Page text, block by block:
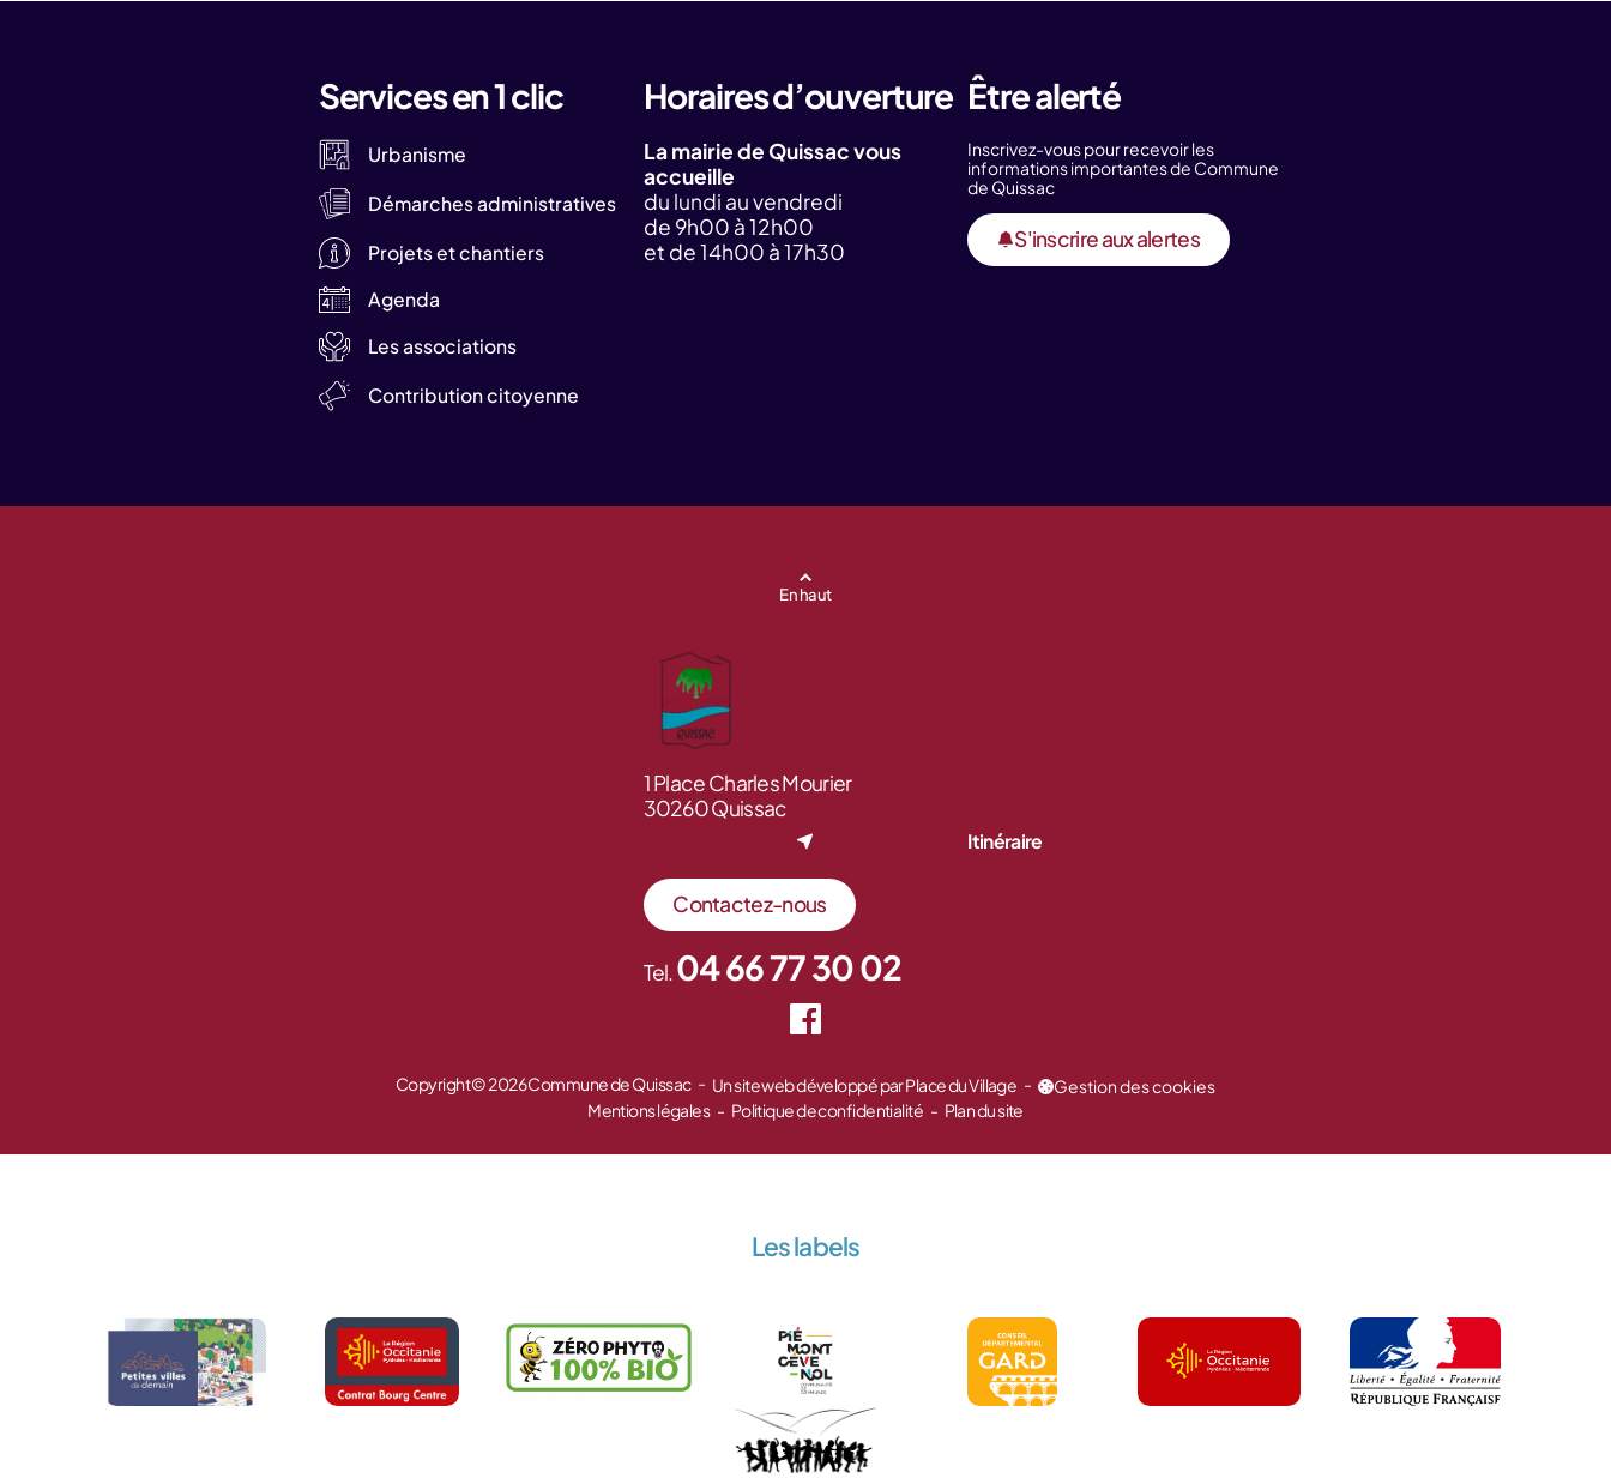
Services en 1 clic
Urbanisme
Démarches administratives
Projets et chantiers
Agenda
Les associations
Contribution citoyenne
Horaires d’ouverture
La mairie de Quissac vous
accueille
du lundi au vendredi
de 9h00 à 12h00
et de 14h00 à 17h30
Être alerté
Inscrivez-vous pour recevoir les
informations importantes de Commune
de Quissac
S'inscrire aux alertes
En haut
1 Place Charles Mourier
30260 Quissac
Itinéraire
Contactez-nous
Tel.04 66 77 30 02
Copyright © 2026 Commune de Quissac Un site web développé par Place du Village
Gestion des cookies
Mentions légales
Politique de confidentialité Plan du site
Les labels